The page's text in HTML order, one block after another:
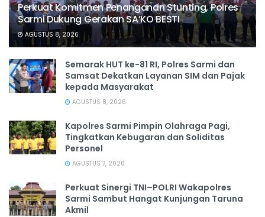
Perkuat Komitmen Penanganan Stunting, Polres
Sarmi Dukung Gerakan SA’KO BESTI
AGUSTUS 8, 2026
Semarak HUT ke-81 RI, Polres Sarmi dan
Samsat Dekatkan Layanan SIM dan Pajak
kepada Masyarakat
AGUSTUS 8, 2026
Kapolres Sarmi Pimpin Olahraga Pagi,
Tingkatkan Kebugaran dan Soliditas
Personel
AGUSTUS 7, 2026
Perkuat Sinergi TNI–POLRI Wakapolres
Sarmi Sambut Hangat Kunjungan Taruna
Akmil